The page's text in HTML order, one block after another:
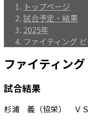
トップページ
試合予定・結果
2025年
ファイティング
ファイティン
試合結果
杉浦 義（協栄） Ｖ